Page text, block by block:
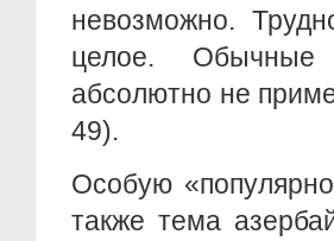
невозможно.
целое. Обычные
абсолютно не
49).
Особую
также тема